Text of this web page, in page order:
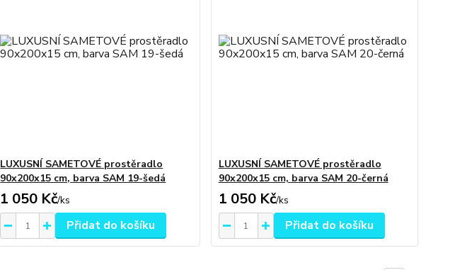
LUXUSNÍ SAMETOVÉ prostěradlo
90x200x15 cm, barva SAM 19-šedá
1 050 Kč/ks
Přidat do košíku
LUXUSNÍ SAMETOVÉ prostěradlo
90x200x15 cm, barva SAM 20-černá
1 050 Kč/ks
Přidat do košíku